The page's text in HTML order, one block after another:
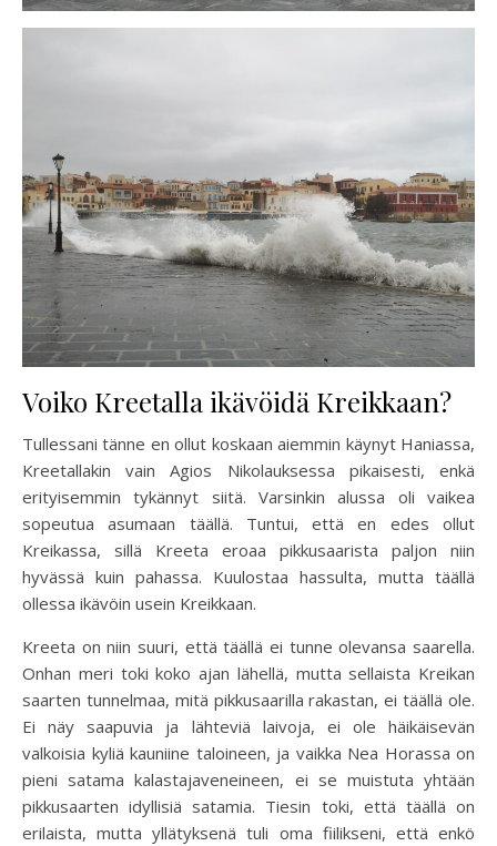
Voiko Kreetalla ikävöidä Kreikkaan?
Tullessani tänne en ollut koskaan aiemmin käynyt Haniassa,
Kreetallakin vain Agios Nikolauksessa pikaisesti, enkä
erityisemmin tykännyt siitä. Varsinkin alussa oli vaikea
sopeutua asumaan täällä. Tuntui, että en edes ollut
Kreikassa, sillä Kreeta eroaa pikkusaarista paljon niin
hyvässä kuin pahassa. Kuulostaa hassulta, mutta täällä
ollessa ikävöin usein Kreikkaan.
Kreeta on niin suuri, että täällä ei tunne olevansa saarella.
Onhan meri toki koko ajan lähellä, mutta sellaista Kreikan
saarten tunnelmaa, mitä pikkusaarilla rakastan, ei täällä ole.
Ei näy saapuvia ja lähteviä laivoja, ei ole häikäisevän
valkoisia kyliä kauniine taloineen, ja vaikka Nea Horassa on
pieni satama kalastajaveneineen, ei se muistuta yhtään
pikkusaarten idyllisiä satamia. Tiesin toki, että täällä on
erilaista, mutta yllätyksenä tuli oma fiilikseni, että enkö